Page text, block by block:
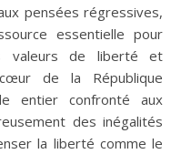
pensées régressives,
essentielle pour
valeurs de liberté et
de la République
entier confronté aux
des inégalités
la liberté comme le